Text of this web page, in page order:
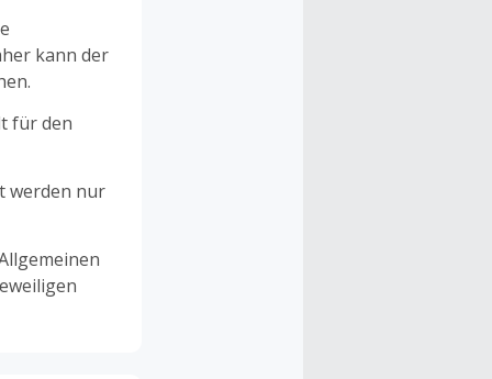
kann der
für den
werden nur